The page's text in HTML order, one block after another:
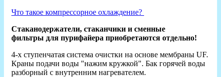
Что такое компрессорное охлаждение?
Стаканодержатели, стаканчики и сменные
фильтры для пурифайера приобретаются отдельно!
4-х ступенчатая система очистки на основе мембраны UF.
Краны подачи воды "нажим кружкой". Бак горячей воды
разборный с внутренним нагревателем.